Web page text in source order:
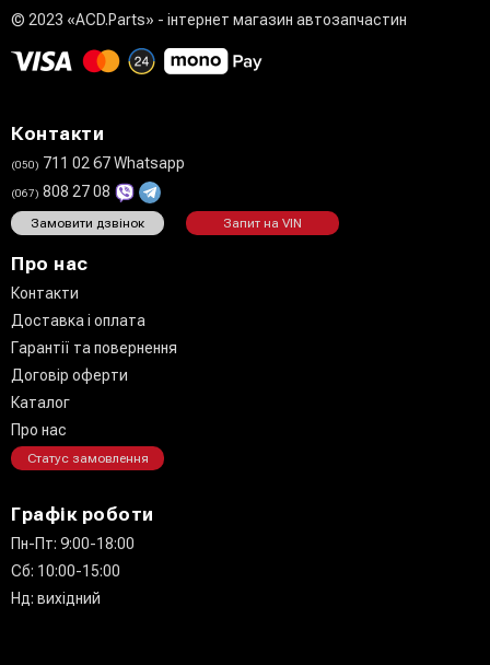
© 2023 «ACD.Parts» - інтернет магазин автозапчастин
Контакти
(050) 711 02 67 Whatsapp
(067) 808 27 08
Замовити дзвінок Запит на VIN
Про нас
Контакти
Доставка і оплата
Гарантії та повернення
Договір оферти
Каталог
Про нас
Статус замовлення
Графік роботи
Пн-Пт: 9:00-18:00
Сб: 10:00-15:00
Нд: вихідний